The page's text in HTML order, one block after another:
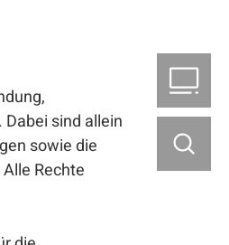
sind allein
sowie die
Rechte